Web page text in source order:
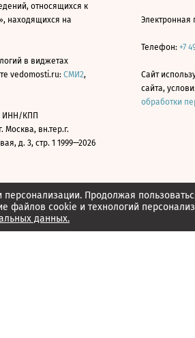
Продолжая
файлов cookie и технологий
данных.
относящихся к
находящихся на
в виджетах
vedomosti.ru: СМИ2,
ИНН/КПП
Москва, вн.тер.г.
д. 3, стр. 1 1999—2026
Электронная
Телефон: +7
Сайт
сайта,
обработки